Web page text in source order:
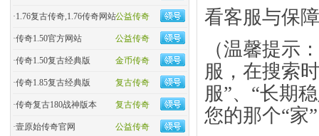
公益传奇
·1.76复古传奇,1.76传奇网站
公益传奇
·传奇1.50官方网站
金币传奇
·传奇1.50复古经典版
复古传奇
·传奇1.85复古经典版
复古传奇
·传奇复古180战神版本
公益传奇
·壹原始传奇官网
看客服与保
（温馨提示
服，在搜索
服”、“长期
您的那个“家